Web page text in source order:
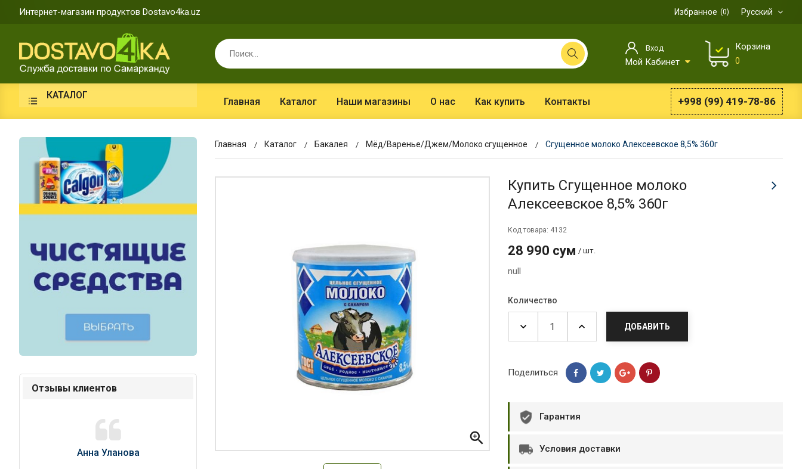
Интернет-магазин продуктов Dostavo4ka.uz Русский
Избранное 0
Вход
Мой Кабинет
Корзина
0
КАТАЛОГ
Главная Каталог Наши магазины О нас Как купить Контакты +998 (99) 419-78-86
Отзывы клиентов
Анна Уланова Александр П. Ольга Кузяева Тимур B.Д.
Главная Каталог Бакалея Мёд/Варенье/Джем/Молоко сгущенное Сгущенное молоко Алексеевское 8,5% 360г

Купить Сгущенное молоко
Алексеевское 8,5% 360г
Код товара: 4132
28 990 сум / шт.
null
Количество
ДОБАВИТЬ
Поделиться
Гарантия
Условия доставки